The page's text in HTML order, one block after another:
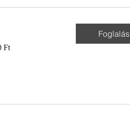
Ft
Foglalás